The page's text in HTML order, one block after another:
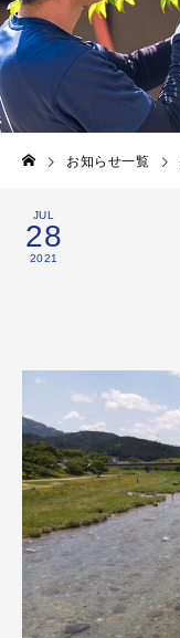
お知らせ一覧
JUL
28
2021